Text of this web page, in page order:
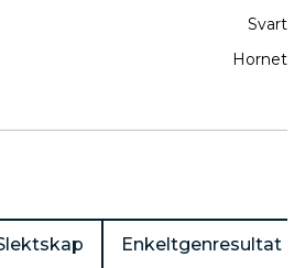
Svart
Hornet
Enkeltgenresultat